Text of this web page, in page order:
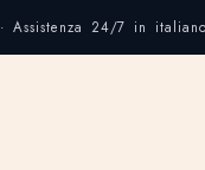
· Assistenza 24/7 in italiano